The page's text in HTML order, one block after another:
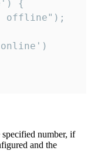
{
offline");
number, if
and the